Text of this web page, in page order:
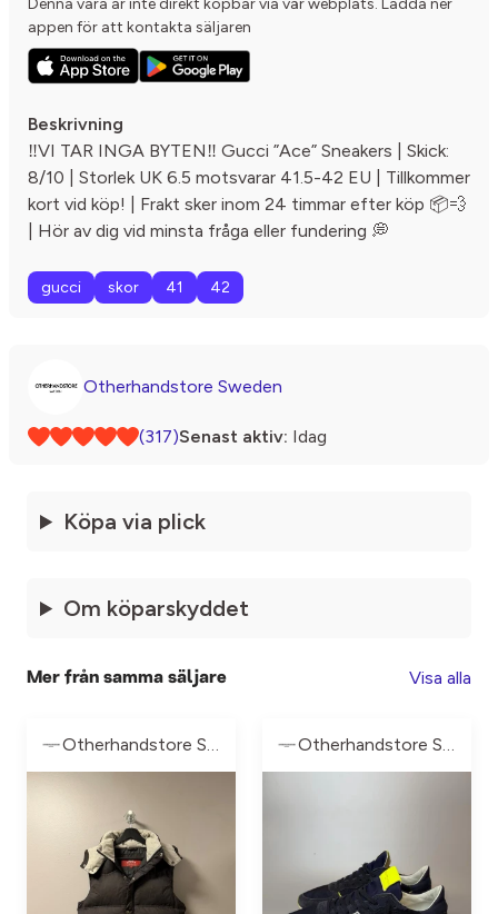
appen för att kontakta säljaren
Beskrivning
‼️VI TAR INGA BYTEN‼️ Gucci ”Ace” Sneakers | Skick:
8/10 | Storlek UK 6.5 motsvarar 41.5-42 EU | Tillkommer
kort vid köp! | Frakt sker inom 24 timmar efter köp 📦💨
| Hör av dig vid minsta fråga eller fundering 💭
gucci skor 41 42
Otherhandstore Sweden
(317)Senast aktiv: Idag
Köpa via plick
Om köparskyddet
Mer från samma säljare Visa alla
Otherhandstore Sweden Otherhandstore Sweden